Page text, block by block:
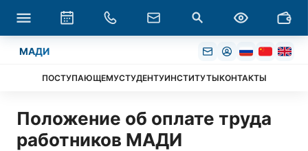
МАДИ
ПОСТУПАЮЩЕМУСТУДЕНТУИНСТИТУТЫКОНТАКТЫ
Положение об оплате труда
работников МАДИ